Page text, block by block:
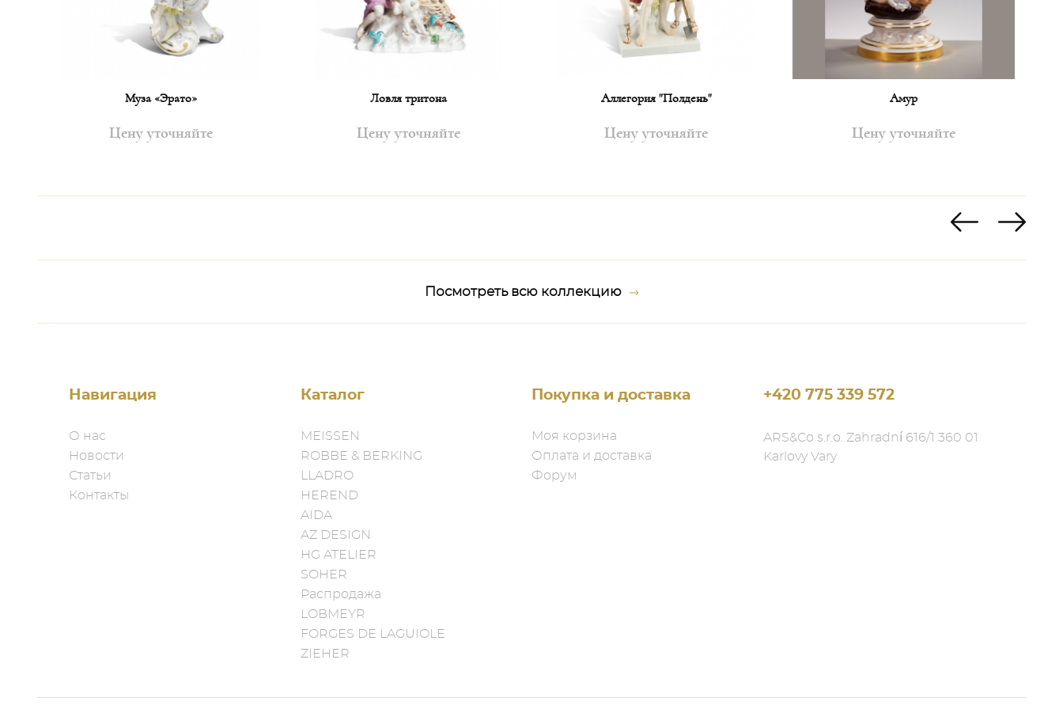
Муза «Эрато»
Цену уточняйте
Ловля тритона
Цену уточняйте
Аллегория "Полдень"
Цену уточняйте
Амур
Цену уточняйте
Посмотреть всю коллекцию
Навигация
О нас
Новости
Статьи
Контакты
Каталог
MEISSEN
ROBBE & BERKING
LLADRO
HEREND
AIDA
AZ DESIGN
HG ATELIER
SOHER
Распродажа
LOBMEYR
FORGES DE LAGUIOLE
ZIEHER
Покупка и доставка
Моя корзина
Оплата и доставка
Форум
+420 775 339 572
ARS&Co s.r.o. Zahradní 616/1 360 01
Karlovy Vary